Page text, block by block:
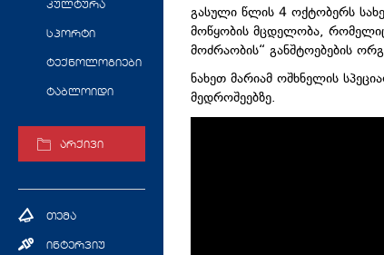
კულტურა
სპორტი
ტექნოლოგიები
ტაბლოიდი
არქივი
თემა
ინტერვიუ
გასული წლის 4 ოქტობერს
მოწყობის მცდელობა,
მოძრაობის“ განშტოებების
ნახეთ მარიამ ოშხნელის
მედროშეებზე.